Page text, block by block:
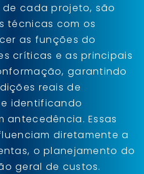
cada projeto, são
técnicas com os
as funções do
críticas e as principais
garantindo
reais de
identificando
antecedência. Essas
diretamente a
o planejamento do
geral de custos.